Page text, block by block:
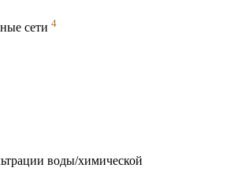
сети 4
воды/химической